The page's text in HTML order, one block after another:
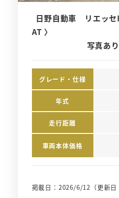
日野自動車 リエッ
AT 〉 【 車
写真あり
グレード・仕様
年式
走行距離
車両本体価格
掲載日：2026/6/12 （更新